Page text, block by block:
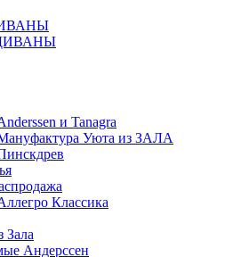
и Tanagra
Уюта из ЗАЛА
Классика
Зала
Андерссен